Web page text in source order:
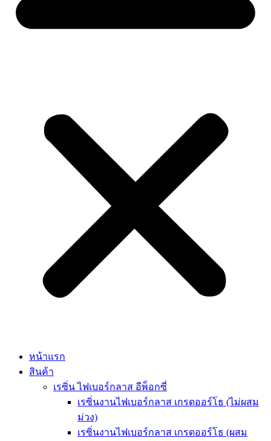
หน้าแรก
สินค้า
เรซิ่น ไฟเบอร์กลาส อีพ็อกซี่
เรซิ่นงานไฟเบอร์กลาส เกรดออร์โธ (ไม่ผสม
ม่วง)
เรซิ่นงานไฟเบอร์กลาส เกรดออร์โธ (ผสม